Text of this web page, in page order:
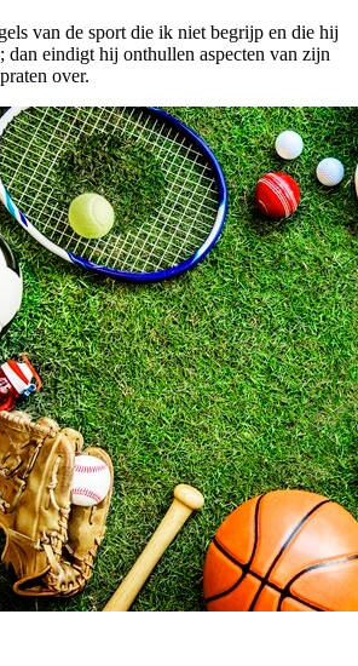
van de sport die ik niet begrijp en die hij
dan eindigt hij onthullen aspecten van zijn
over.